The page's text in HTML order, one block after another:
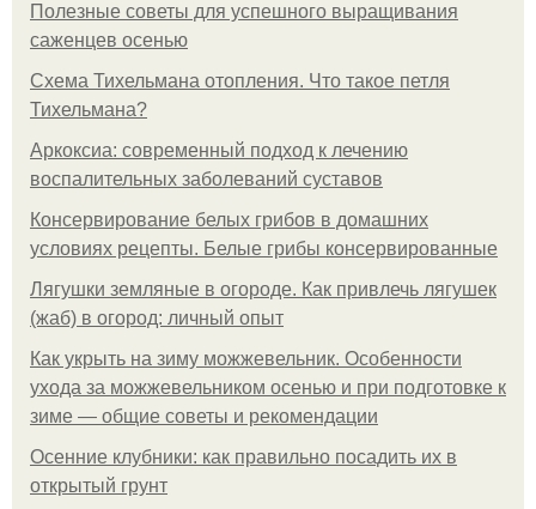
Полезные советы для успешного выращивания
саженцев осенью
Схема Тихельмана отопления. Что такое петля
Тихельмана?
Аркоксиа: современный подход к лечению
воспалительных заболеваний суставов
Консервирование белых грибов в домашних
условиях рецепты. Белые грибы консервированные
Лягушки земляные в огороде. Как привлечь лягушек
(жаб) в огород: личный опыт
Как укрыть на зиму можжевельник. Особенности
ухода за можжевельником осенью и при подготовке к
зиме — общие советы и рекомендации
Осенние клубники: как правильно посадить их в
открытый грунт